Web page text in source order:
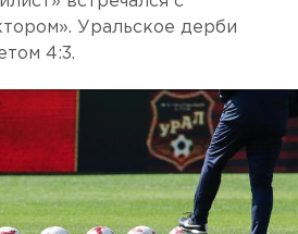
Уральское дерби
4:3.